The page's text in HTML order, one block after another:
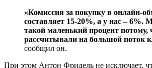
«Комиссия за покупку в онлайн-
составляет 15-20%, а у нас – 6%.
такой маленький процент потому,
рассчитывали на большой поток
сообщил он.
При этом Антон Фридель не исключает,